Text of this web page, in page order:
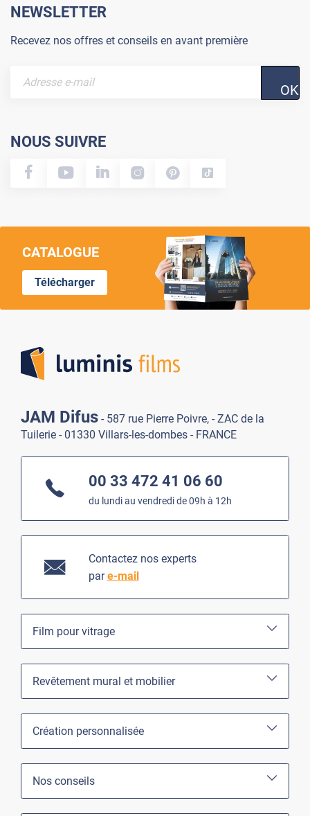
NEWSLETTER
Recevez nos offres et conseils en avant première
OK
NOUS SUIVRE
CATALOGUE
Télécharger
JAM Difus - 587 rue Pierre Poivre, - ZAC de la
Tuilerie - 01330 Villars-les-dombes - FRANCE
00 33 472 41 06 60
du lundi au vendredi de 09h à 12h
Contactez nos experts
pare-mail
Film pour vitrage
Revêtement mural et mobilier
Création personnalisée
Nos conseils